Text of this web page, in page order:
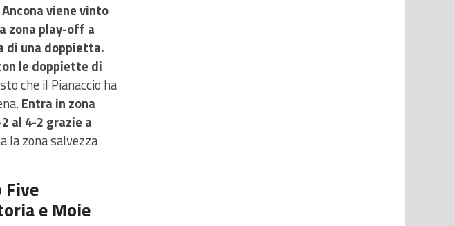
viene vinto
zona play-off a
di una doppietta.
le doppiette di
che il Pianaccio ha
Entra in zona
al 4-2 grazie a
la zona salvezza
Five
e Moie